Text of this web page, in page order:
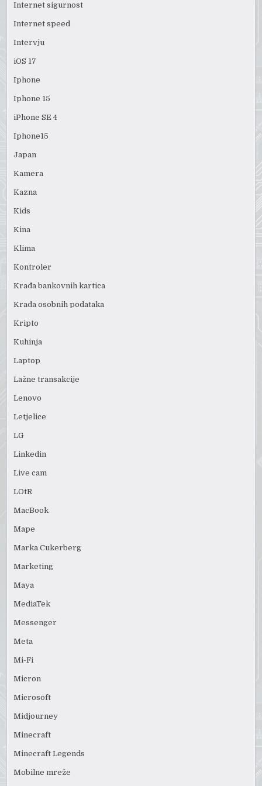
Internet sigurnost
Internet speed
Intervju
iOS 17
Iphone
Iphone 15
iPhone SE 4
Iphone15
Japan
Kamera
Kazna
Kids
Kina
Klima
Kontroler
Krađa bankovnih kartica
Krađa osobnih podataka
Kripto
Kuhinja
Laptop
Lažne transakcije
Lenovo
Letjelice
LG
Linkedin
Live cam
LOtR
MacBook
Mape
Marka Cukerberg
Marketing
Maya
MediaTek
Messenger
Meta
Mi-Fi
Micron
Microsoft
Midjourney
Minecraft
Minecraft Legends
Mobilne mreže